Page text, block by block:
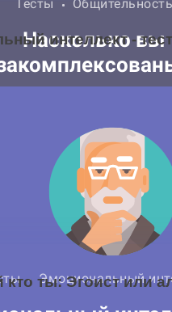
интеллект -
кто ты: Эгоист или